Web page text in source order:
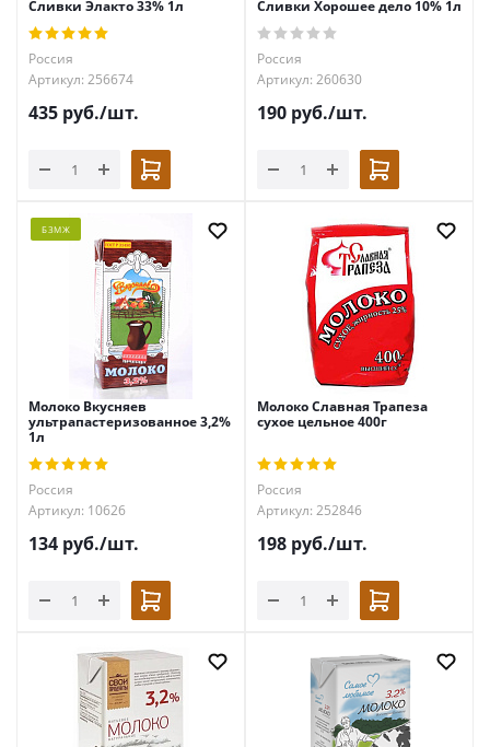
Сливки Элакто 33% 1л
Россия
Артикул: 256674
435 руб./шт.
Сливки Хорошее дело 10% 1л
Россия
Артикул: 260630
190 руб./шт.
БЗМЖ
Молоко Вкусняев
ультрапастеризованное 3,2%
1л
Россия
Артикул: 10626
134 руб./шт.
Молоко Славная Трапеза
сухое цельное 400г
Россия
Артикул: 252846
198 руб./шт.